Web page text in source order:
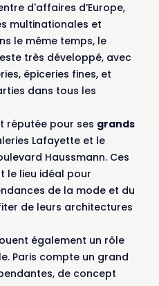
d'affaires d’Europe,
multinationales et
le même temps, le
très développé, avec
épiceries fines, et
dans tous les
réputée pour ses grands
Lafayette et le
Haussmann. Ces
le lieu idéal pour
de la mode et du
de leurs architectures
également un rôle
Paris compte un grand
de concept